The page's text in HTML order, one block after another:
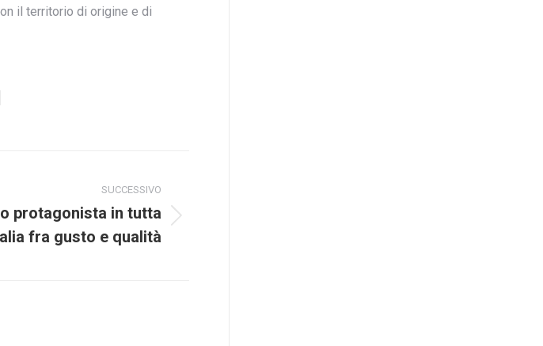
il territorio di origine e di
SUCCESSIVO
protagonista in tutta
fra gusto e qualità